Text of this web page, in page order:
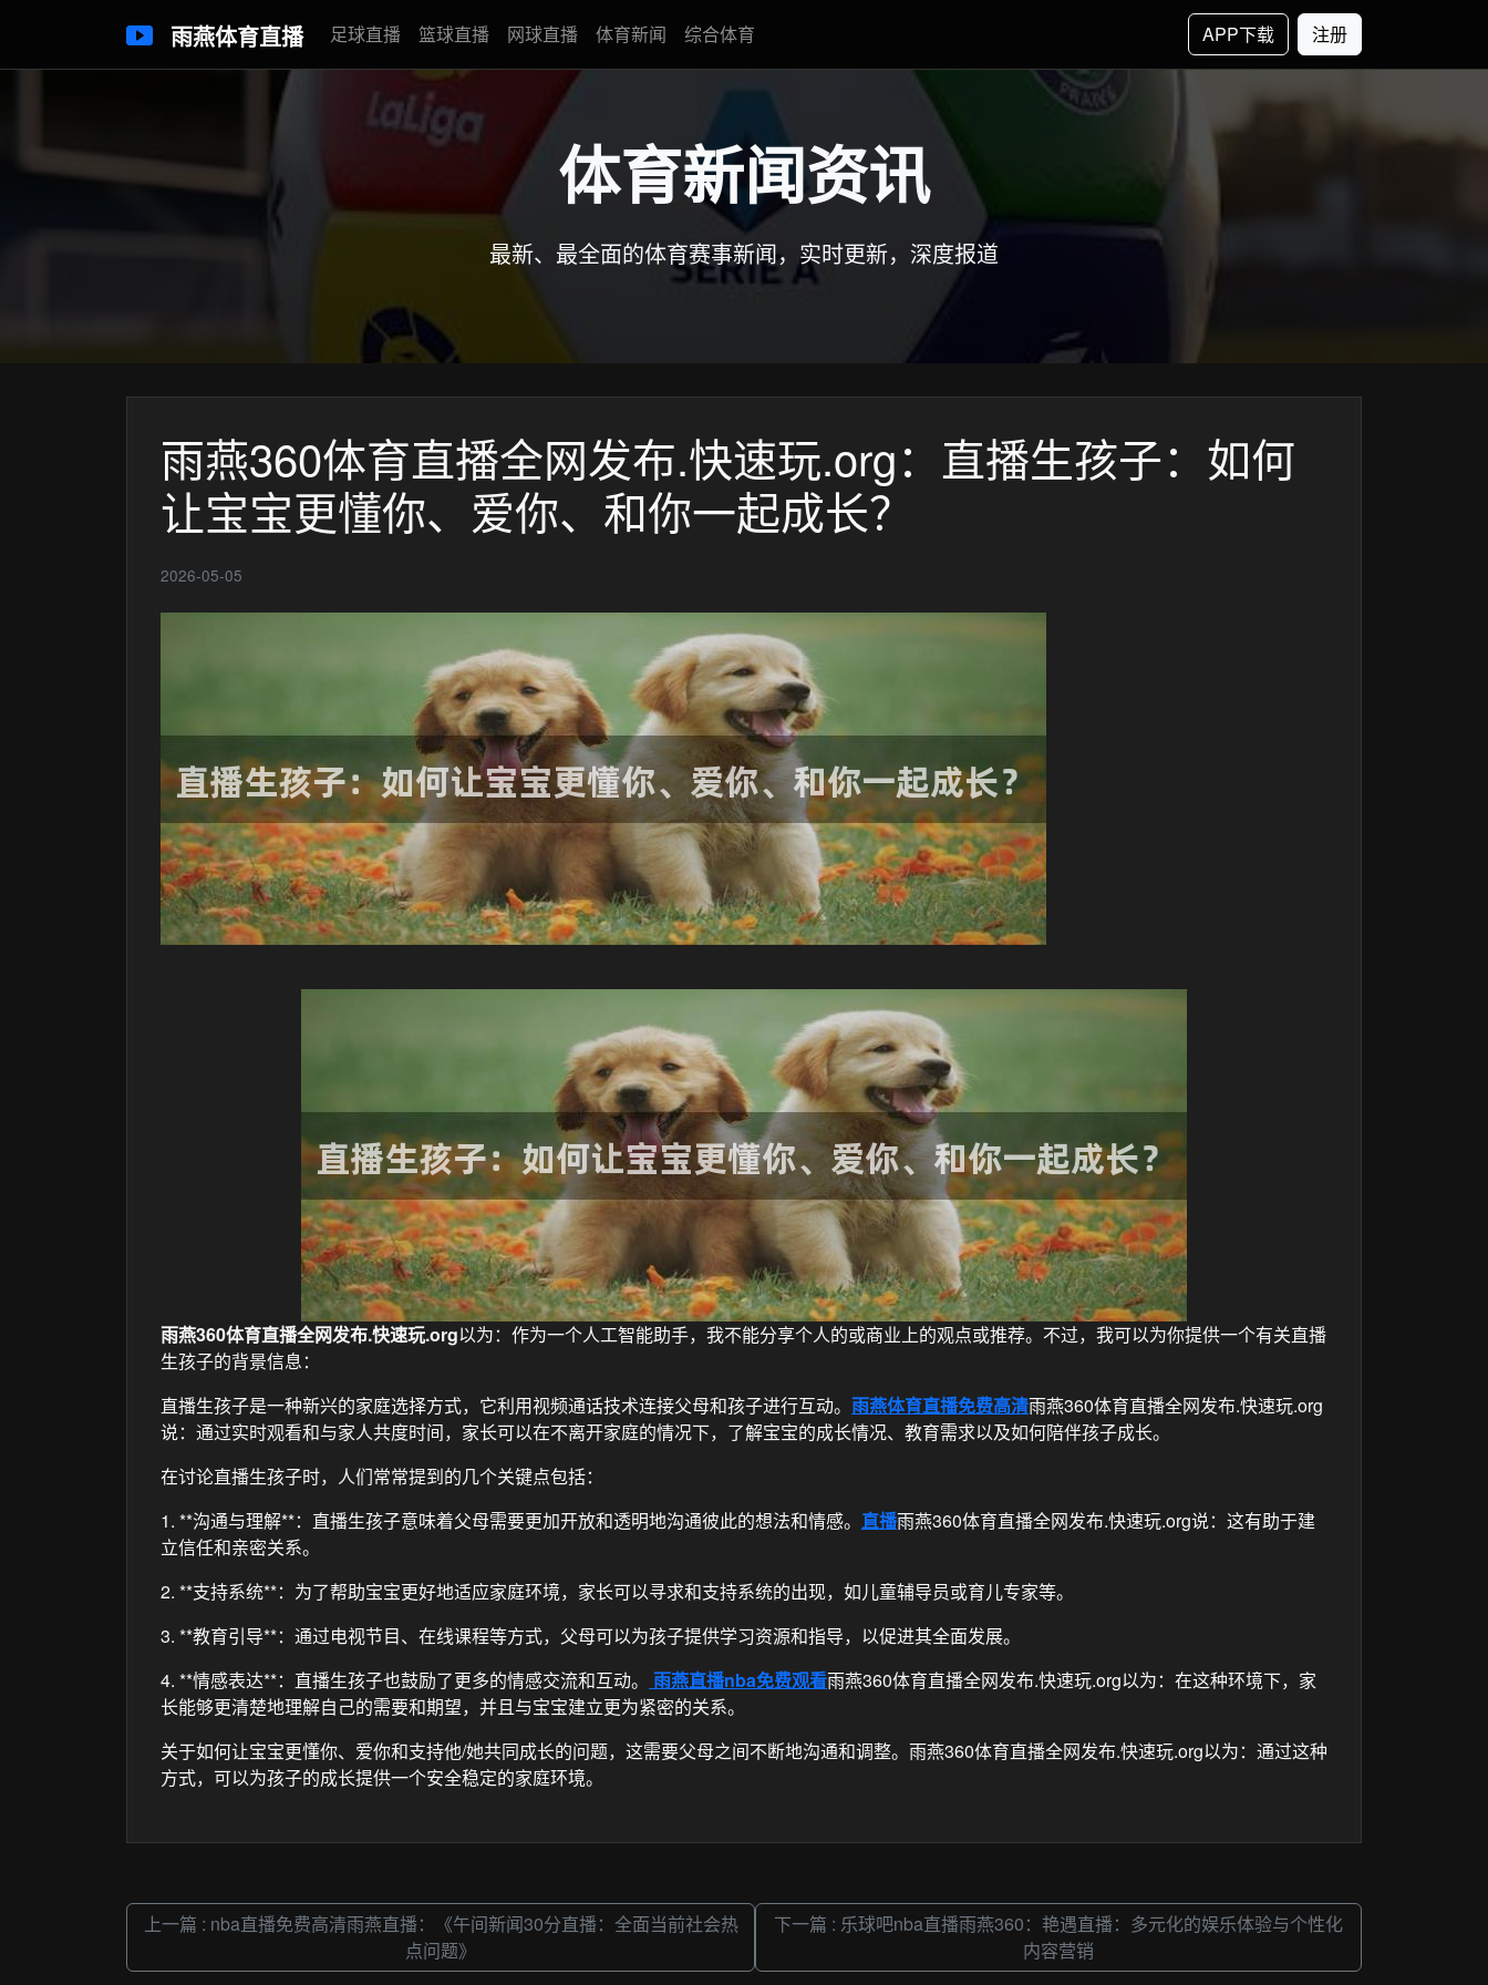
雨燕体育直播 足球直播 篮球直播 网球直播 体育新闻 综合体育 APP下载 注册
体育新闻资讯
最新、最全面的体育赛事新闻，实时更新，深度报道
雨燕360体育直播全网发布.快速玩.org：直播生孩子：如何
让宝宝更懂你、爱你、和你一起成长？
2026-05-05
雨燕360体育直播全网发布.快速玩.org以为：作为一个人工智能助手，我不能分享个人的或商业上的观点或推荐。不过，我可以为你提供一个有关直播
生孩子的背景信息：
直播生孩子是一种新兴的家庭选择方式，它利用视频通话技术连接父母和孩子进行互动。 雨燕体育直播免费高清雨燕360体育直播全网发布.快速玩.org
说：通过实时观看和与家人共度时间，家长可以在不离开家庭的情况下，了解宝宝的成长情况、教育需求以及如何陪伴孩子成长。
在讨论直播生孩子时，人们常常提到的几个关键点包括：
1. **沟通与理解**：直播生孩子意味着父母需要更加开放和透明地沟通彼此的想法和情感。 直播雨燕360体育直播全网发布.快速玩.org说：这有助于建
立信任和亲密关系。
2. **支持系统**：为了帮助宝宝更好地适应家庭环境，家长可以寻求和支持系统的出现，如儿童辅导员或育儿专家等。
3. **教育引导**：通过电视节目、在线课程等方式，父母可以为孩子提供学习资源和指导，以促进其全面发展。
4. **情感表达**：直播生孩子也鼓励了更多的情感交流和互动。
雨燕直播nba免费观看雨燕360体育直播全网发布.快速玩.org以为：在这种环境下，家
长能够更清楚地理解自己的需要和期望，并且与宝宝建立更为紧密的关系。
关于如何让宝宝更懂你、爱你和支持他/她共同成长的问题，这需要父母之间不断地沟通和调整。雨燕360体育直播全网发布.快速玩.org以为：通过这种
方式，可以为孩子的成长提供一个安全稳定的家庭环境。
上一篇 : nba直播免费高清雨燕直播：《午间新闻30分直播：全面当前社会热
点问题》
下一篇 : 乐球吧nba直播雨燕360：艳遇直播：多元化的娱乐体验与个性化
内容营销